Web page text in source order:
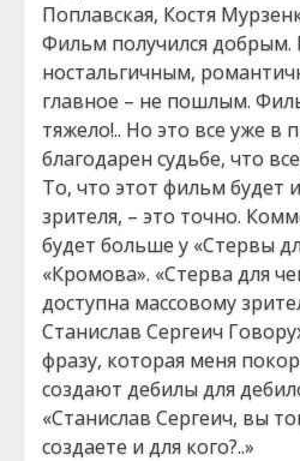
Поплавская, Костя
Фильм получился добрым.
ностальгичным,
главное – не пошлым.
тяжело!.. Но это все уже в
благодарен судьбе, что
То, что этот фильм будет
зрителя, – это точно.
будет больше у «Стервы
«Кромова». «Стерва для
доступна массовому
Станислав Сергеич
фразу, которая меня
создают дебилы для
«Станислав Сергеич, вы
создаете и для кого?..»